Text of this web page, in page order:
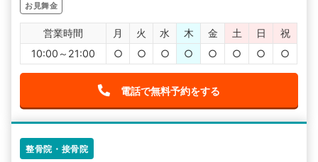
お見舞金
営業時間 月 火 水 木 金 土 日
祝
10:00～21:00
○ ○ ○ ○ ○ ○ ○ ○
電話で無料予約をする
整骨院・接骨院